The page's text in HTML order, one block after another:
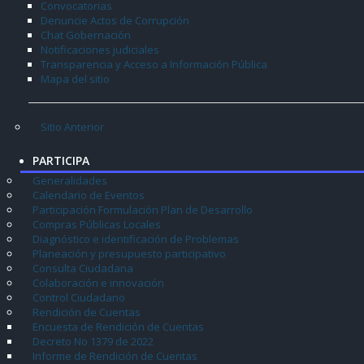
Convocatorias
Denuncie Actos de Corrupción
Chat Gobernación
Notificaciones judiciales
Transparencia y Acceso a Información Pública
Mapa del sitio
Sitio Anterior
PARTICIPA
Generalidades
Calendario de Eventos
Participación Formulación Plan de Desarrollo
Compras Públicas Locales
Diagnóstico e identificación de Problemas
Planeación y presupuesto participativo
Consulta Ciudadana
Colaboración e innovación
Control Ciudadano
Rendición de Cuentas
Encuesta de Rendición de Cuentas
Decreto No 1379 de 2022
Informe de Rendición de Cuentas